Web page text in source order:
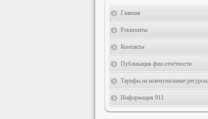
Главная
Реквизиты
Контакты
Публикация фин.отчётности
Тарифы на коммунальные ресурсы
Информация 911